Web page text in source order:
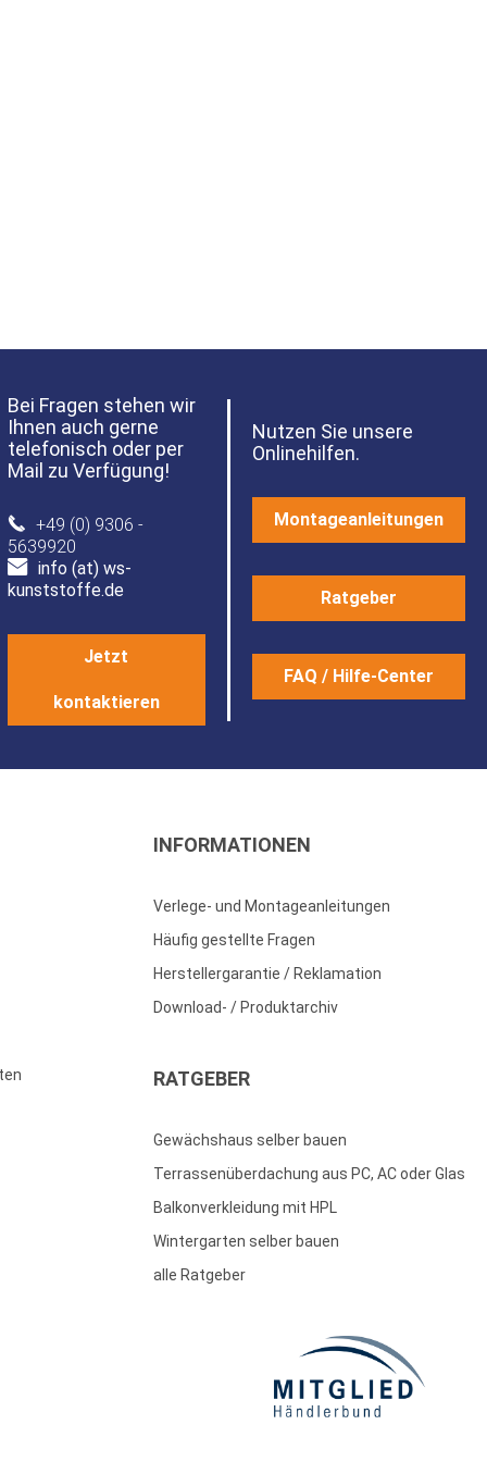
Bei Fragen stehen wir
Ihnen auch gerne
telefonisch oder per
Mail zu Verfügung!
+49 (0) 9306 -
5639920
info (at) ws-
kunststoffe.de
Jetzt
kontaktieren
Nutzen Sie unsere
Onlinehilfen.
Montageanleitungen
Ratgeber
FAQ / Hilfe-Center
INFORMATIONEN
Verlege- und Montageanleitungen
Häufig gestellte Fragen
Herstellergarantie / Reklamation
Download- / Produktarchiv
RATGEBER
Gewächshaus selber bauen
Terrassenüberdachung aus PC, AC oder Glas
Balkonverkleidung mit HPL
Wintergarten selber bauen
alle Ratgeber